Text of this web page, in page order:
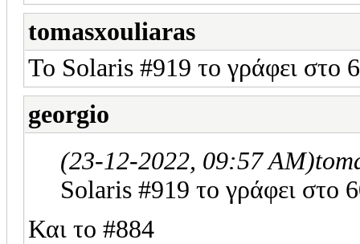
tomasxouliaras
Το Solaris #919 το γράφει στο
georgio
(23-12-2022, 09:57 AM)
Solaris #919 το γράφει στο
Και το #884